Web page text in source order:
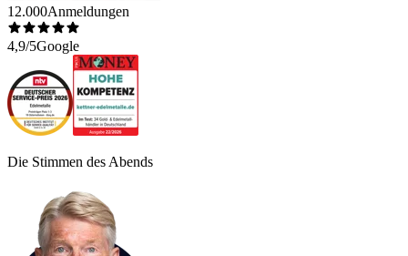
12.000Anmeldungen
4,9/5Google
Die Stimmen des Abends